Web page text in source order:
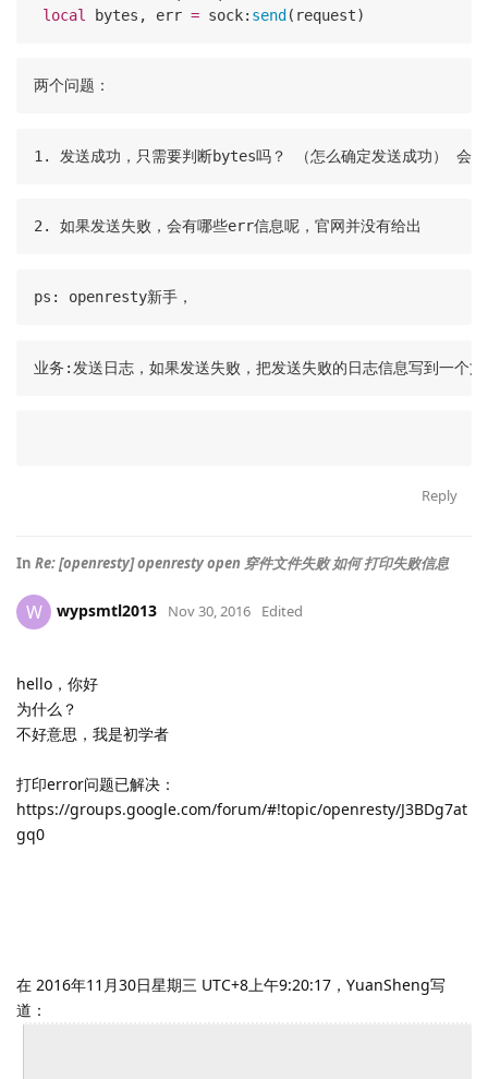
local
bytes, err = sock: send(request)
两个问题：
1. 发送成功，只需要判断bytes吗？ （怎么确定发送成功） 会不
2. 如果发送失败，会有哪些err信息呢，官网并没有给出
ps: openresty新手，
业务:发送日志，如果发送失败，把发送失败的日志信息写到一个
Reply
In Re: [openresty] openresty open 穿件文件失败 如何 打印失败信息
W wypsmtl2013 Nov 30, 2016 Edited
hello，你好
为什么？
不好意思，我是初学者
打印error问题已解决：
https://groups.google.com/forum/#!topic/openresty/J3BDg7at
gq0
在 2016年11月30日星期三 UTC+8上午9:20:17，YuanSheng写
道：